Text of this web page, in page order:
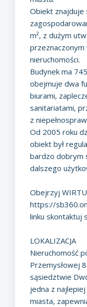
Obiekt znajduje
m², z dużym
przeznaczonym
nieruchomości.
Budynek ma
obejmuje dwa
biurami,
sanitariatami,
z
Od 2005 roku
obiekt był
bardzo dobrym
dalszego
Obejrzyj
https://
linku skontaktuj
LOKALIZACJA
Nieruchomość
Przemysłowej
sąsiedztwie
jedna z
miasta,